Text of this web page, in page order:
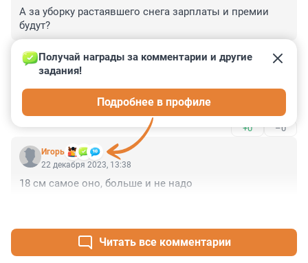
А за уборку растаявшего снега зарплаты и премии
будут?
–0
Гость
А в Киеве тепло.
+0 –0
Игoрь
Получай награды за комментарии и другие
задания!
Подробнее в профиле
22 декабря 2023, 13:38
18 см самое оно, больше и не надо
Читать все комментарии